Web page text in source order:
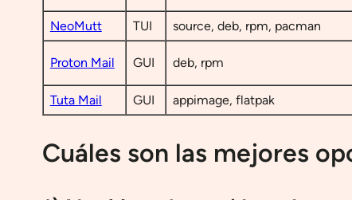
NeoMutt
TUI source, deb, rpm, pacman
Proton Mail GUI deb, rpm
Tuta Mail
GUI appimage, flatpak
Cuáles son las mejores